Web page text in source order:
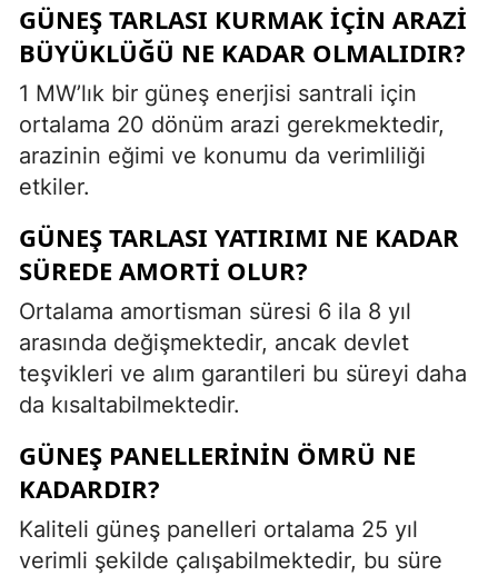
GÜNEŞ TARLASI KURMAK IÇIN ARAZI
BÜYÜKLÜĞÜ NE KADAR OLMALIDIR?
1 MW’lık bir güneş enerjisi santrali için
ortalama 20 dönüm arazi gerekmektedir,
arazinin eğimi ve konumu da verimliliği
etkiler.
GÜNEŞ TARLASI YATIRIMI NE KADAR
SÜREDE AMORTI OLUR?
Ortalama amortisman süresi 6 ila 8 yıl
arasında değişmektedir, ancak devlet
teşvikleri ve alım garantileri bu süreyi daha
da kısaltabilmektedir.
GÜNEŞ PANELLERININ ÖMRÜ NE
KADARDIR?
Kaliteli güneş panelleri ortalama 25 yıl
verimli şekilde çalışabilmektedir, bu süre